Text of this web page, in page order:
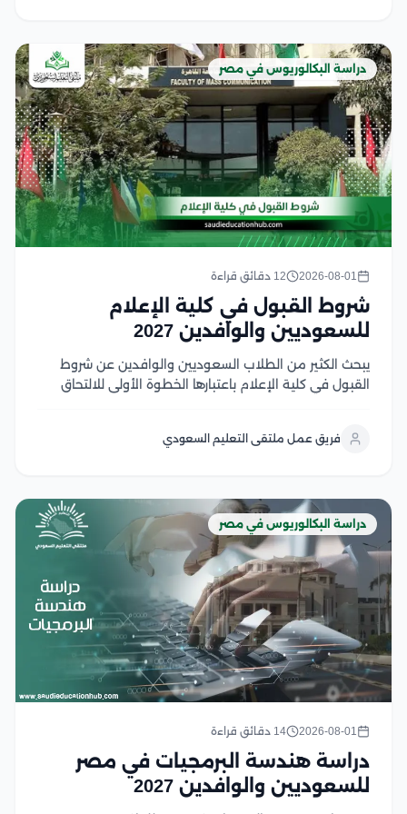
دراسة البكالوريوس في مصر
2026-08-01 12 دقائق قراءة
شروط القبول في كلية الإعلام
للسعوديين والوافدين 2027
يبحث الكثير من الطلاب السعوديين والوافدين عن شروط
القبول في كلية الإعلام باعتبارها الخطوة الأولى للالتحاق
الأكاديمية، والتدريب العملي، والشهادات المعترف بها، مع...
فريق عمل ملتقى التعليم السعودي
دراسة البكالوريوس في مصر
2026-08-01 14 دقائق قراءة
دراسة هندسة البرمجيات في مصر
للسعوديين والوافدين 2027